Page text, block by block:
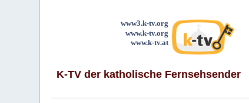
www3.k-tv.org
www.k-tv.org
www.k-tv.at
K-TV der katholische Fernsehsender